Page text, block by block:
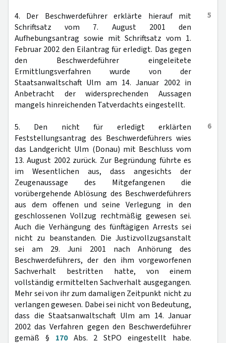
5
4. Der Beschwerdeführer erklärte hierauf mit
Schriftsatz vom 7. August 2001 den
Aufhebungsantrag sowie mit Schriftsatz vom 1.
Februar 2002 den Eilantrag für erledigt. Das gegen
den Beschwerdeführer eingeleitete
Ermittlungsverfahren wurde von der
Staatsanwaltschaft Ulm am 14. Januar 2002 in
Anbetracht der widersprechenden Aussagen
mangels hinreichenden Tatverdachts eingestellt.
6
5. Den nicht für erledigt erklärten
Feststellungsantrag des Beschwerdeführers wies
das Landgericht Ulm (Donau) mit Beschluss vom
13. August 2002 zurück. Zur Begründung führte es
im Wesentlichen aus, dass angesichts der
Zeugenaussage des Mitgefangenen die
vorübergehende Ablösung des Beschwerdeführers
aus dem offenen und seine Verlegung in den
geschlossenen Vollzug rechtmäßig gewesen sei.
Auch die Verhängung des fünftägigen Arrests sei
nicht zu beanstanden. Die Justizvollzugsanstalt
sei am 29. Juni 2001 nach Anhörung des
Beschwerdeführers, der den ihm vorgeworfenen
Sachverhalt bestritten hatte, von einem
vollständig ermittelten Sachverhalt ausgegangen.
Mehr sei von ihr zum damaligen Zeitpunkt nicht zu
verlangen gewesen. Dabei sei nicht von Bedeutung,
dass die Staatsanwaltschaft Ulm am 14. Januar
2002 das Verfahren gegen den Beschwerdeführer
gemäß § 170Abs. 2 StPO eingestellt habe.